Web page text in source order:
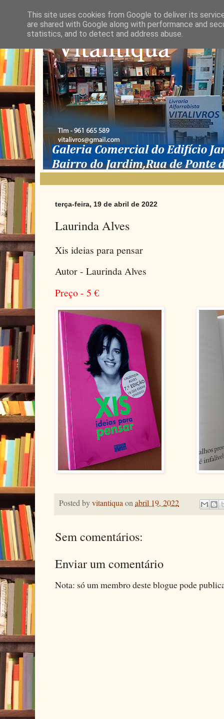
terça-feira, 19 de abril de 2022
Laurinda Alves
Xis ideias para pensar
Autor - Laurinda Alves
Preço - 5 €
Posted byvitantiquaonabril 19, 2022
Sem comentários:
Enviar um comentário
Nota: só um membro deste blogue pode
This site uses cookies from Google to deliver its
are shared with Google along with performance and
statistics, and to detect and address abuse.